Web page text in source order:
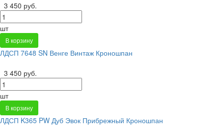
3 450 руб.
шт
В корзину
ЛДСП 7648 SN Венге Винтаж Кроношпан
3 450 руб.
шт
В корзину
ЛДСП K365 PW Дуб Эвок Прибрежный Кроношпан